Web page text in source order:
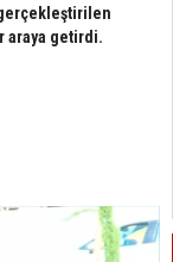
gerçekleştirilen
araya getirdi.